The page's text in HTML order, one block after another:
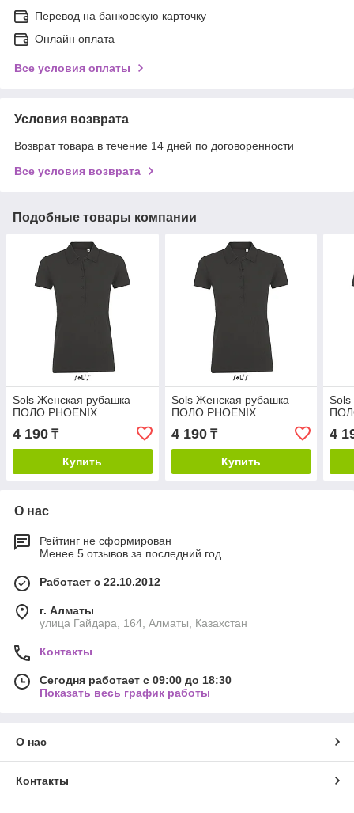
Перевод на банковскую карточку
Онлайн оплата
Все условия оплаты
Условия возврата
Возврат товара в течение 14 дней по договоренности
Все условия возврата
Подобные товары компании
Sols Женская рубашка
ПОЛО PHOENIX
4 190 ₸
Купить
Sols Женская рубашка
ПОЛО PHOENIX
4 190₸
Купить
4
О нас
Рейтинг не сформирован
Менее 5 отзывов за последний год
Работает с 22.10.2012
г. Алматы
улица Гайдара, 164, Алматы, Казахстан
Контакты
Сегодня работает с 09:00 до 18:30
Показать весь график работы
О нас
Контакты